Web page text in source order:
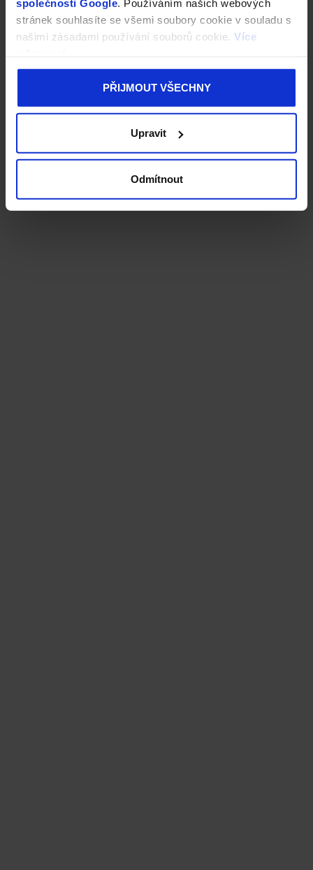
společnosti Google. Používáním našich webových
stránek souhlasíte se všemi soubory cookie v souladu s
našimi zásadami používání souborů cookie. Více
PŘIJMOUT VŠECHNY
Upravit
Odmítnout